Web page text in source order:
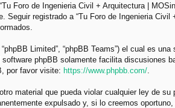
Foro de Ingenieria Civil + Arquitectura |
registrado a “Tu Foro de Ingenieria Civil
Limited”, “phpBB Teams”) el cual es
software phpBB solamente facilita discusiones
por favor visite: https://www.phpbb.com/
material que pueda violar cualquier ley de
expulsado y, si lo creemos